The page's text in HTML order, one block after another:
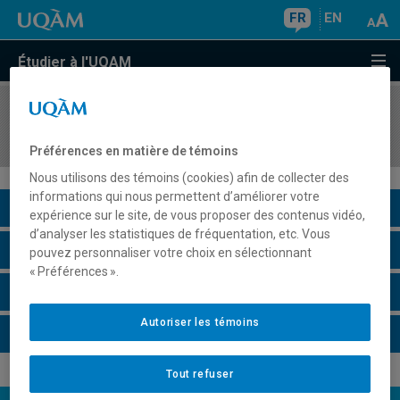
FR EN
Étudier à l'UQAM
COURS//
Description du cours
Horaire - Été 2026
Préférences en matière de témoins
Nous utilisons des témoins (cookies) afin de collecter des
informations qui nous permettent d’améliorer votre
expérience sur le site, de vous proposer des contenus vidéo,
d’analyser les statistiques de fréquentation, etc. Vous
pouvez personnaliser votre choix en sélectionnant
« Préférences ».
Tout refuser
Autoriser les témoins